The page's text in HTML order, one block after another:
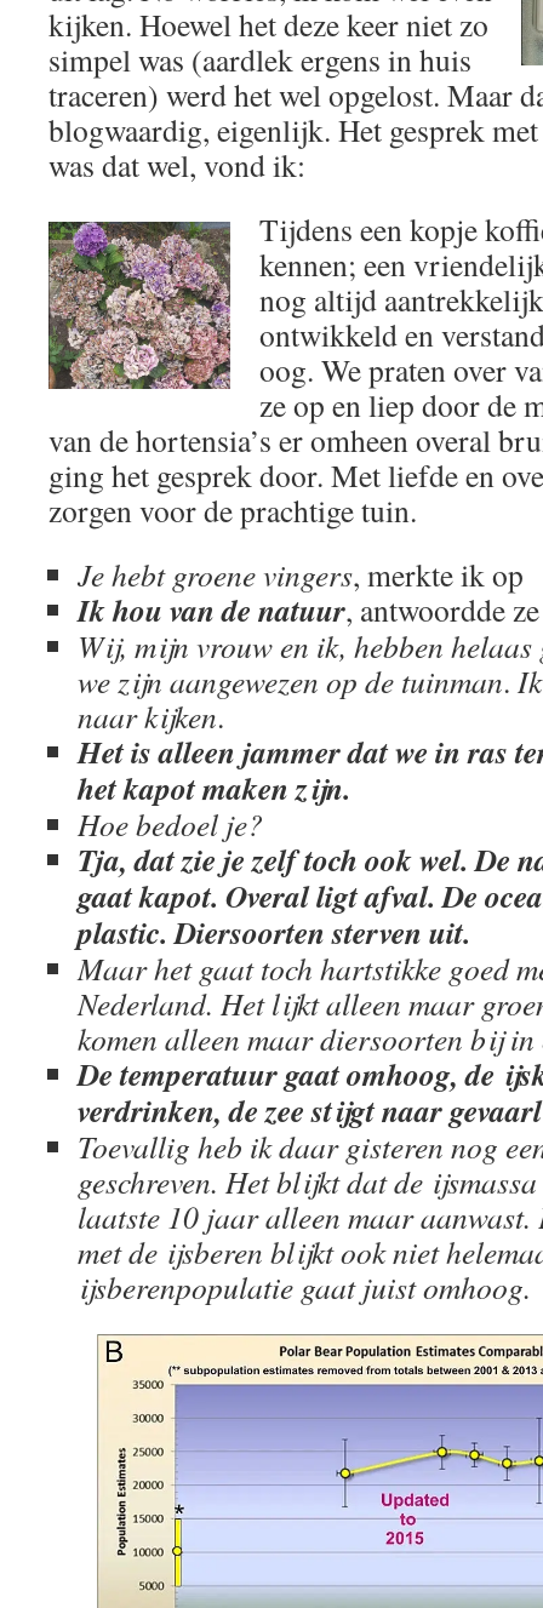
kijken. Hoewel het deze keer niet zo
simpel was (aardlek ergens in huis
traceren) werd het wel opgelost. Maar
blogwaardig, eigenlijk. Het gesprek
was dat wel, vond ik:
Tijdens een kopje
kennen; een
nog altijd
ontwikkeld en
oog. We praten over
ze op en liep door de
van de hortensia’s er omheen overal
ging het gesprek door. Met liefde en
zorgen voor de prachtige tuin.
Je hebt groene vingers, merkte ik op
Ik hou van de natuur, antwoordde
Wij, mijn vrouw en ik, hebben helaas
we zijn aangewezen op de tuinman.
naar kijken.
Het is alleen jammer dat we in ras
het kapot maken zijn.
Hoe bedoel je?
Tja, dat zie je zelf toch ook wel. De
gaat kapot. Overal ligt afval. De
plastic. Diersoorten sterven uit.
Maar het gaat toch hartstikke goed
Nederland. Het lijkt alleen maar
komen alleen maar diersoorten bij in
De temperatuur gaat omhoog, de
verdrinken, de zee stijgt naar
Toevallig heb ik daar gisteren nog
geschreven. Het blijkt dat de
laatste 10 jaar alleen maar aanwast.
met de ijsberen blijkt ook niet
ijsberenpopulatie gaat juist omhoog.